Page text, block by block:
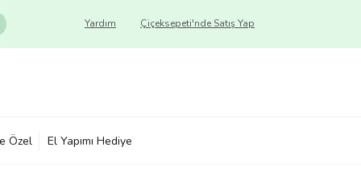
Çiçeksepeti'nde Satış Yap
Yardım
Özel El Yapımı Hediye